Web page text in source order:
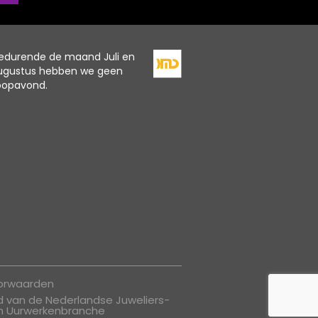
de maand Juli en
hebben we geen
van de Nederlandse Juweliers-
Uurwerkenbranche